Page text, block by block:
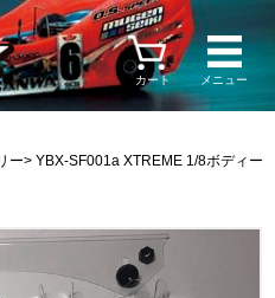
カート メニュー
ー> YBX-SF001a XTREME 1/8ボディー